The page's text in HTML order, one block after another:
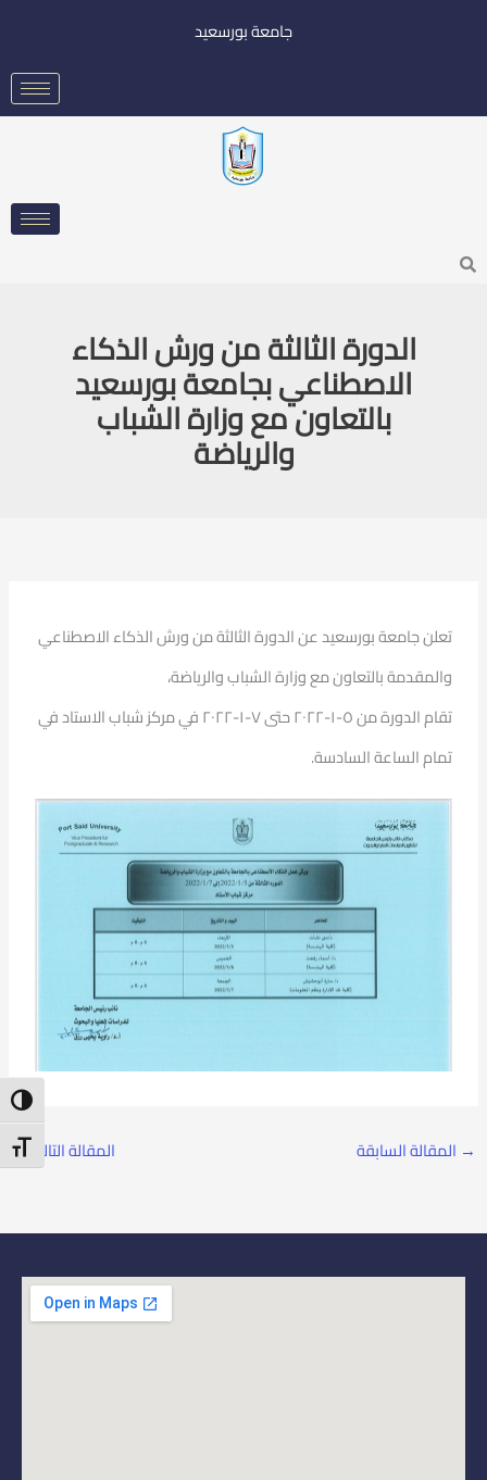
Size
جامعة بورسعيد
Search
الدورة الثالثة من ورش الذكاء
الاصطناعي بجامعة بورسعيد
بالتعاون مع وزارة الشباب
والرياضة
تعلن جامعة بورسعيد عن الدورة الثالثة من ورش الذكاء الاصطناعي
والمقدمة بالتعاون مع وزارة الشباب والرياضة،
تقام الدورة من ٥-١-٢٠٢٢ حتى ٧-١-٢٠٢٢ في مركز شباب الاستاد في
تمام الساعة السادسة.
→ المقالة السابقة المقالة التالية←